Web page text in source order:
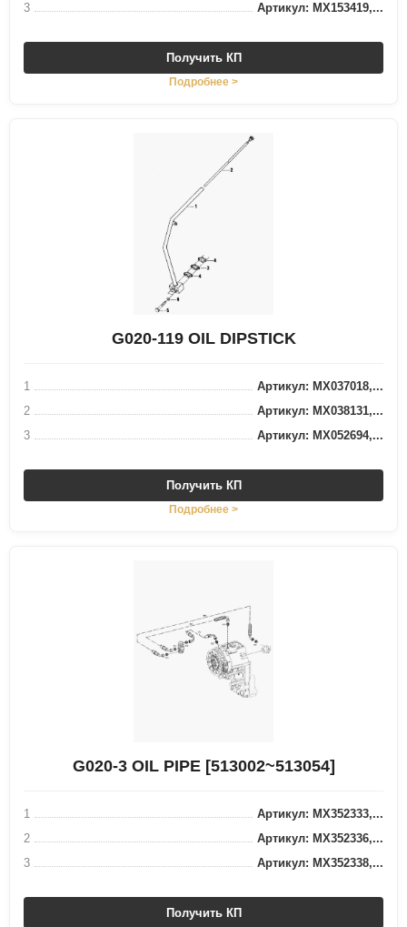
3
Артикул: MX153419,...
Получить КП
Подробнее >
G020-119 OIL DIPSTICK
1
Артикул: MX037018,...
2
Артикул: MX038131,...
3
Артикул: MX052694,...
Получить КП
Подробнее >
G020-3 OIL PIPE [513002~513054]
1
Артикул: MX352333,...
2
Артикул: MX352336,...
3
Артикул: MX352338,...
Получить КП